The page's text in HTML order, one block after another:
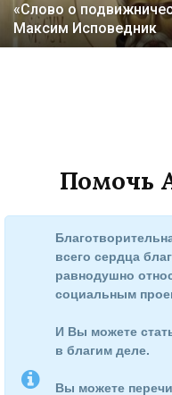
«Слово о
Максим Исповедник
Помочь
всего сердца
равнодушно
социальным
И Вы можете
в благим деле.
Вы можете